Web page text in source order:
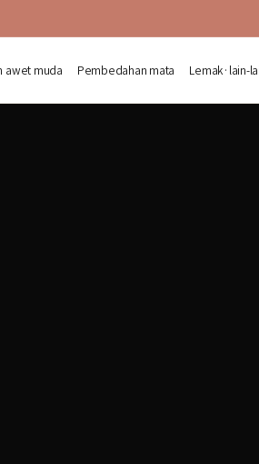
awet muda Pembedahan mata Lemak·lain-